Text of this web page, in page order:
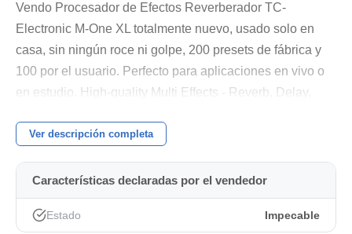
Vendo Procesador de Efectos Reverberador TC-
Electronic M-One XL totalmente nuevo, usado solo en
casa, sin ningún roce ni golpe, 200 presets de fábrica y
100 por el usuario. Perfecto para aplicaciones en vivo o
en estudio. High-quality Multi Effects - Reverb, Delay,
entregarlo en mano para poder probarlo . Regalo
completos.Tlf: 652 246 136. En Vitoria.
Ver descripción completa
Características declaradas por el vendedor
Estado Impecable